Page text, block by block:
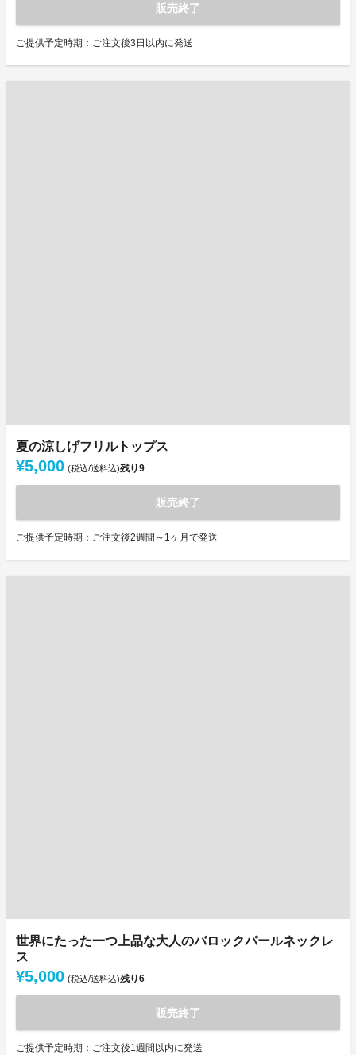
販売終了
ご提供予定時期：ご注文後3日以内に発送
夏の涼しげフリルトップス
¥5,000 (税込/送料込)残り9
販売終了
ご提供予定時期：ご注文後2週間～1ヶ月で発送
世界にたった一つ上品な大人のバロックパールネックレ
ス
¥5,000 (税込/送料込)残り6
販売終了
ご提供予定時期：ご注文後1週間以内に発送